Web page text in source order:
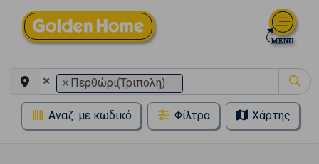
× × Περθώρι(Τριπολη)
Αναζ. με κωδικό Φίλτρα Χάρτης